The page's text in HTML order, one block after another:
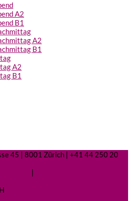
A2
B1
A2
B1
A2
B1
45 | 8001 Zürich | +41 44 250 20
|